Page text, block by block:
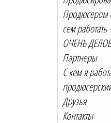
Продюсером
сем
ОЧЕНЬ
Партнеры
С кем я
Друзья
Контакты